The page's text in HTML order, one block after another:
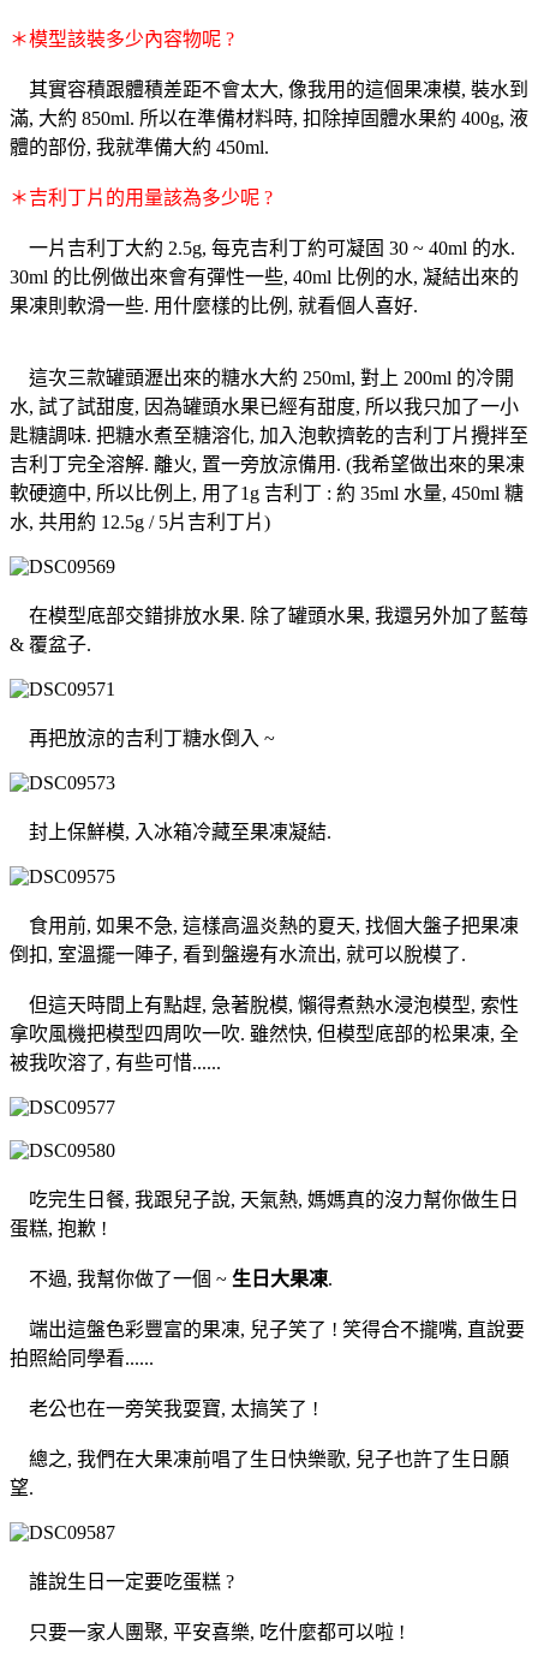
＊模型該裝多少內容物呢 ?
其實容積跟體積差距不會太大, 像我用的這個果凍模, 裝水到
滿, 大約 850ml. 所以在準備材料時, 扣除掉固體水果約 400g, 液
體的部份, 我就準備大約 450ml.
＊吉利丁片的用量該為多少呢 ?
一片吉利丁大約 2.5g, 每克吉利丁約可凝固 30 ~ 40ml 的水.
30ml 的比例做出來會有彈性一些, 40ml 比例的水, 凝結出來的
果凍則軟滑一些. 用什麼樣的比例, 就看個人喜好.
這次三款罐頭瀝出來的糖水大約 250ml, 對上 200ml 的冷開
水, 試了試甜度, 因為罐頭水果已經有甜度, 所以我只加了一小
匙糖調味. 把糖水煮至糖溶化, 加入泡軟擠乾的吉利丁片攪拌至
吉利丁完全溶解. 離火, 置一旁放涼備用. (我希望做出來的果凍
軟硬適中, 所以比例上, 用了1g 吉利丁 : 約 35ml 水量, 450ml 糖
水, 共用約 12.5g / 5片吉利丁片)
在模型底部交錯排放水果. 除了罐頭水果, 我還另外加了藍莓
& 覆盆子.
再把放涼的吉利丁糖水倒入 ~
封上保鮮模, 入冰箱冷藏至果凍凝結.
食用前, 如果不急, 這樣高溫炎熱的夏天, 找個大盤子把果凍
倒扣, 室溫擺一陣子, 看到盤邊有水流出, 就可以脫模了.
但這天時間上有點趕, 急著脫模, 懶得煮熱水浸泡模型, 索性
拿吹風機把模型四周吹一吹. 雖然快, 但模型底部的松果凍, 全
被我吹溶了, 有些可惜......
吃完生日餐, 我跟兒子說, 天氣熱, 媽媽真的沒力幫你做生日
蛋糕, 抱歉 !
不過, 我幫你做了一個 ~ 生日大果凍.
端出這盤色彩豐富的果凍, 兒子笑了 ! 笑得合不攏嘴, 直說要
拍照給同學看......
老公也在一旁笑我耍寶, 太搞笑了 !
總之, 我們在大果凍前唱了生日快樂歌, 兒子也許了生日願
望.
誰說生日一定要吃蛋糕 ?
只要一家人團聚, 平安喜樂, 吃什麼都可以啦 !